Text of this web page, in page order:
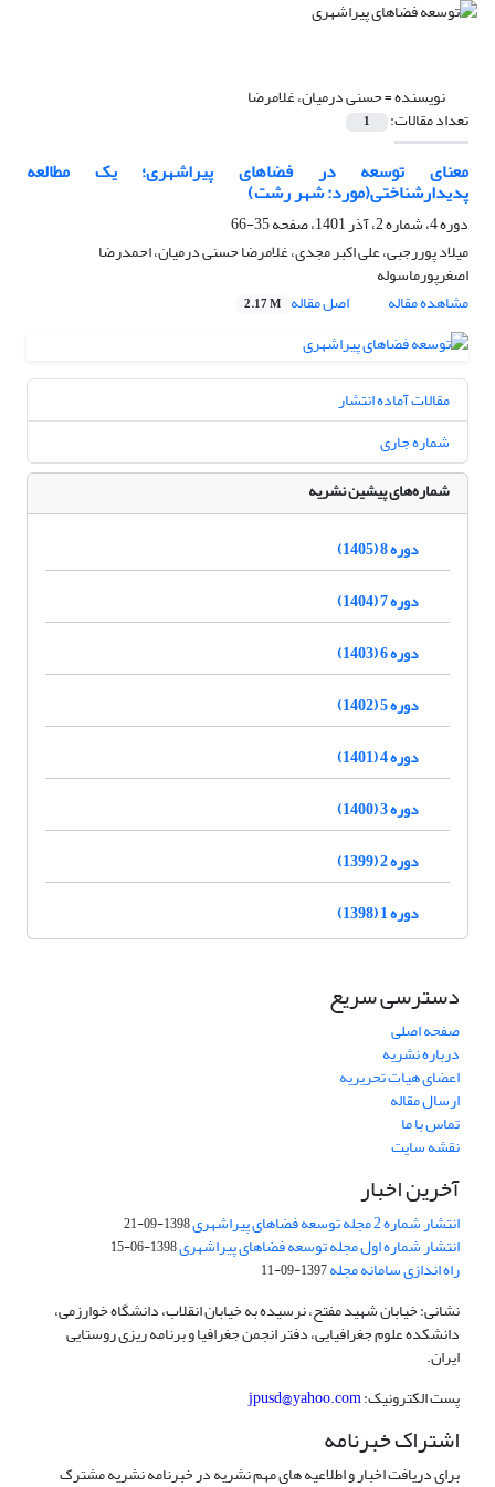
نویسنده =حسنی درمیان، غلامرضا
تعداد مقالات: 1
معنای توسعه در فضاهای پیراشهری؛ یک مطالعه
پدیدارشناختی(مورد: شهر رشت)
دوره 4، شماره 2، آذر 1401، صفحه
35-66
میلاد پوررجبی، علی اکبر مجدی، غلامرضا حسنی درمیان، احمدرضا
اصغرپورماسوله
مشاهده مقاله
اصل مقاله 2.17 M
مقالات آماده انتشار
شماره جاری
شماره‌های پیشین نشریه
دوره 8 (1405)
دوره 7 (1404)
دوره 6 (1403)
دوره 5 (1402)
دوره 4 (1401)
دوره 3 (1400)
دوره 2 (1399)
دوره 1 (1398)
دسترسی سریع
صفحه اصلی
درباره نشریه
اعضای هیات تحریریه
ارسال مقاله
تماس با ما
نقشه سایت
آخرین اخبار
انتشار شماره 2 مجله توسعه فضاهای پیراشهری 1398-09-21
انتشار شماره اول مجله توسعه فضاهای پیراشهری1398-06-15
راه اندازی سامانه مجله1397-09-11
نشانی: خیابان شهید مفتح، نرسیده به خیابان انقلاب، دانشگاه خوارزمی،
دانشکده علوم جغرافیایی، دفتر انجمن جغرافیا و برنامه ریزی روستایی
ایران.
پست الکترونیک:jpusd@yahoo.com
اشتراک خبرنامه
برای دریافت اخبار و اطلاعیه های مهم نشریه در خبرنامه نشریه مشترک